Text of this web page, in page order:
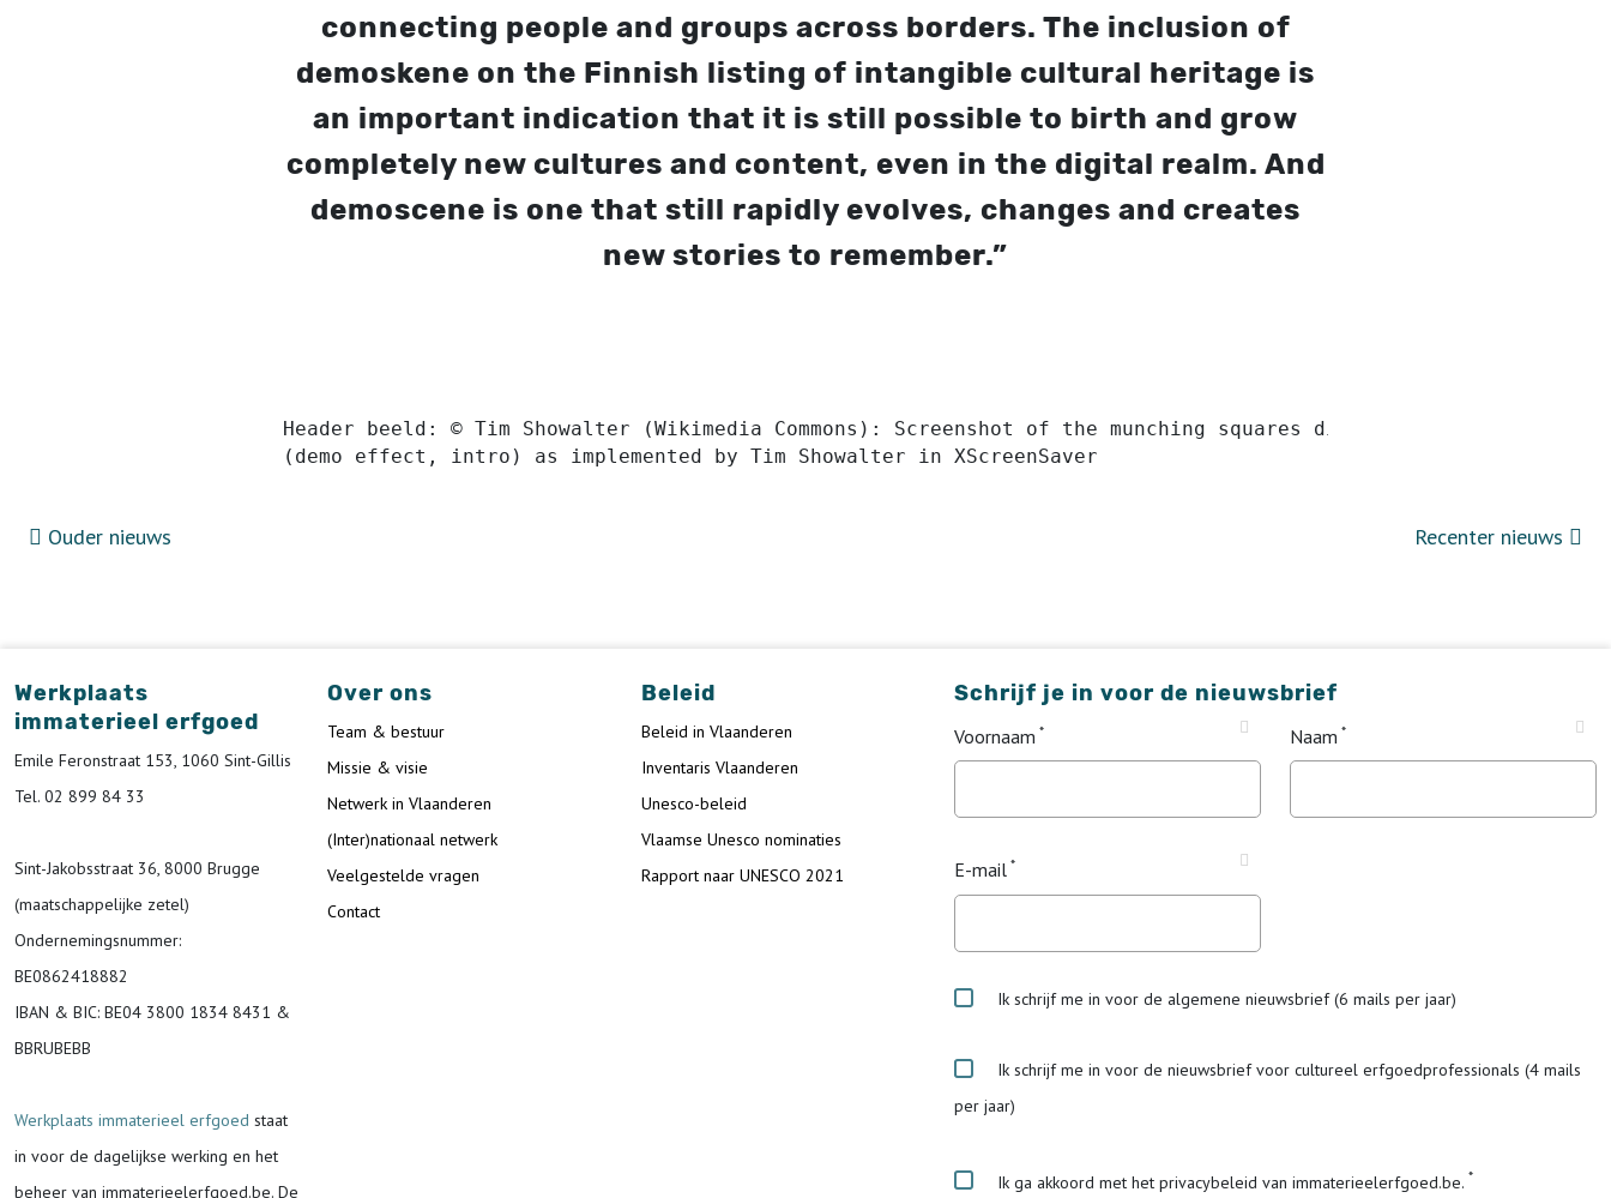
connecting people and groups across borders. The inclusion of
demoskene on the Finnish listing of intangible cultural heritage is
an important indication that it is still possible to birth and grow
completely new cultures and content, even in the digital realm. And
demoscene is one that still rapidly evolves, changes and creates
new stories to remember.”
Header beeld: © Tim Showalter (Wikimedia Commons): Screenshot of the munching squares display hack
(demo effect, intro) as implemented by Tim Showalter in XScreenSaver
Ouder nieuws Recenter nieuws
Werkplaats
immaterieel erfgoed
Emile Feronstraat 153, 1060 Sint-Gillis
Tel. 02 899 84 33
Sint-Jakobsstraat 36, 8000 Brugge
(maatschappelijke zetel)
Ondernemingsnummer:
BE0862418882
IBAN & BIC: BE04 3800 1834 8431 &
BBRUBEBB
Werkplaats immaterieel erfgoed staat
in voor de dagelijkse werking en het
beheer van immaterieelerfgoed.be. De
Over ons
Team & bestuur
Missie & visie
Netwerk in Vlaanderen
(Inter)nationaal netwerk
Veelgestelde vragen
Contact
Beleid
Beleid in Vlaanderen
Inventaris Vlaanderen
Unesco-beleid
Vlaamse Unesco nominaties
Rapport naar UNESCO 2021
Schrijf je in voor de nieuwsbrief
Voornaam Naam
E-mail
Ik schrijf me in voor de algemene nieuwsbrief (6 mails per jaar)
Ik schrijf me in voor de nieuwsbrief voor cultureel erfgoedprofessionals (4 mails
per jaar)
Ik ga akkoord met het privacybeleid van immaterieelerfgoed.be.